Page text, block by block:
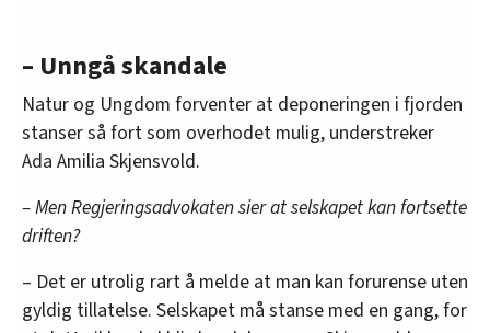
– Unngå skandale
Natur og Ungdom forventer at deponeringen i fjorden
stanser så fort som overhodet mulig, understreker
Ada Amilia Skjensvold.
– Men Regjeringsadvokaten sier at selskapet kan fortsette
driften?
– Det er utrolig rart å melde at man kan forurense uten
gyldig tillatelse. Selskapet må stanse med en gang, for